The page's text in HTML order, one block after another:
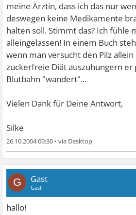
meine Ärztin, dass ich das nur
deswegen keine Medikamente
halten soll. Stimmt das? Ich fühle
alleingelassen! In einem Buch
wenn man versucht den Pilz
zuckerfreie Diät auszuhungern er
Blutbahn "wandert"...
Vielen Dank für Deine Antwort,
Silke
26.10.2004 00:30 •
G Gast
Gast
hallo!